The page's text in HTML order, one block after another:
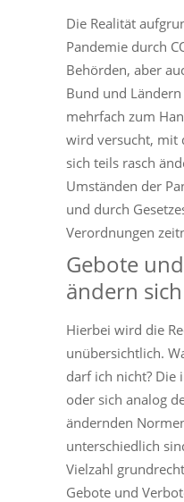
Die Realität
Pandemie durch
Behörden, aber
Bund und
mehrfach zum
wird versucht, mit
sich teils rasch
Umständen der
und durch
Verordnungen
Gebote
ändern
Hierbei wird die
unübersichtlich.
darf ich nicht? Die
oder sich analog
ändernden
unterschiedlich
Vielzahl
Gebote und